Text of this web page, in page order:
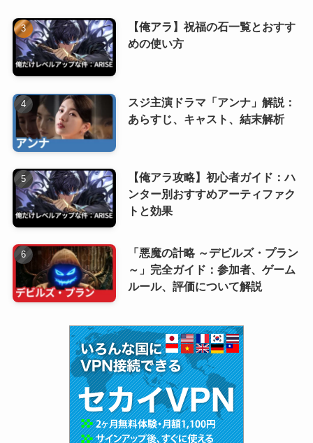
【俺アラ】祝福の石一覧とおすす
めの使い方
スジ主演ドラマ「アンナ」解説：
あらすじ、キャスト、結末解析
【俺アラ攻略】初心者ガイド：ハ
ンター別おすすめアーティファク
トと効果
「悪魔の計略 ～デビルズ・プラン
～」完全ガイド：参加者、ゲーム
ルール、評価について解説